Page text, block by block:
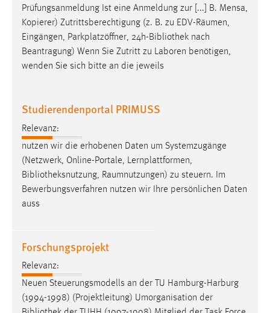
Prüfungsanmeldung Ist eine Anmeldung zur [...] B. Mensa,
Kopierer) Zutrittsberechtigung (z. B. zu EDV-Räumen,
Eingängen, Parkplatzöffner, 24h-Bibliothek nach
Beantragung) Wenn Sie Zutritt zu Laboren benötigen,
wenden Sie sich bitte an die jeweils
Studierendenportal PRIMUSS
Relevanz:
nutzen wir die erhobenen Daten um Systemzugänge
(Netzwerk, Online-Portale, Lernplattformen,
Bibliotheksnutzung, Raumnutzungen) zu steuern. Im
Bewerbungsverfahren nutzen wir Ihre persönlichen Daten
auss
Forschungsprojekt
Relevanz:
Neuen Steuerungsmodells an der TU Hamburg-Harburg
(1994-1998) (Projektleitung) Umorganisation der
Anbieter:
Google Ireland Limited
Zweck:
Conversion-Tracking
Facebook Pixel
Name:
_fbp
Anbieter:
Cookie Laufzeit:
3 Monate